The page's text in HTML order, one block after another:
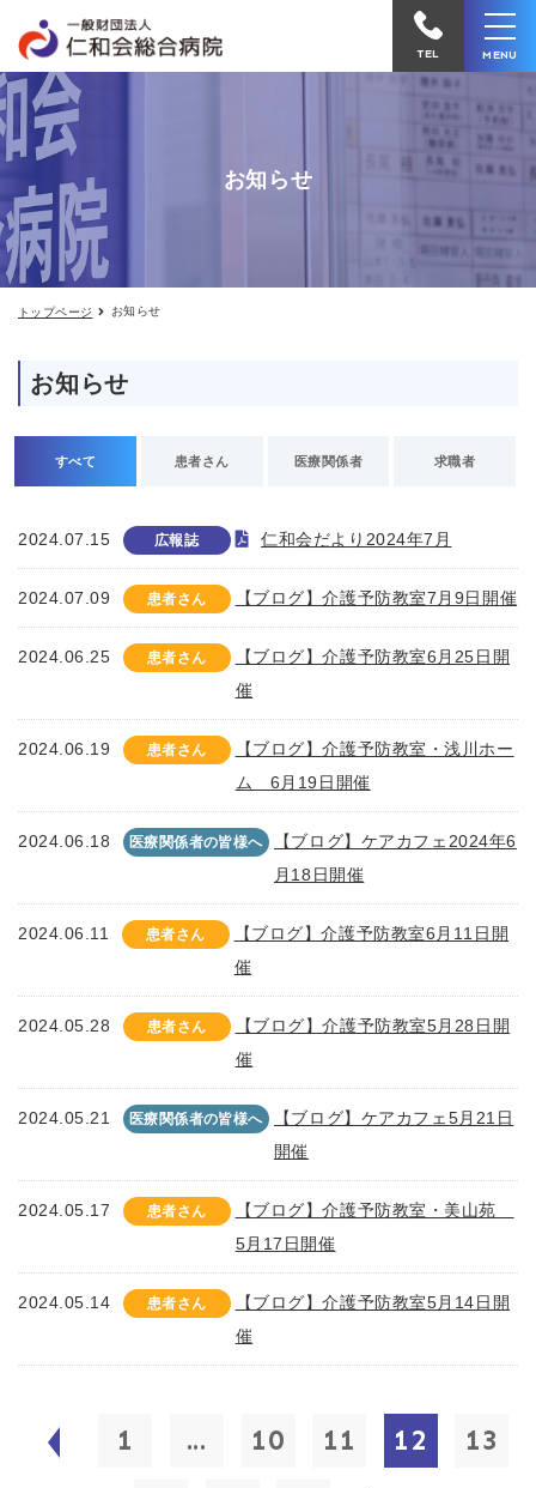
せ
病
院
電
TEL MENU
お知らせ
トップページ お知らせ
お知らせ
すべて 患者さん 医療関係者 求職者
2024.07.15 広報誌 仁和会だより2024年7月
2024.07.09 患者さん 【ブログ】介護予防教室7月9日開催
2024.06.25 患者さん
【ブログ】介護予防教室6月25日開
催
2024.06.19 患者さん
【ブログ】介護予防教室・浅川ホー
ム 6月19日開催
2024.06.18 医療関係者の皆様へ
【ブログ】ケアカフェ2024年6
月18日開催
2024.06.11 患者さん
【ブログ】介護予防教室6月11日開
催
2024.05.28 患者さん
【ブログ】介護予防教室5月28日開
催
2024.05.21 医療関係者の皆様へ
【ブログ】ケアカフェ5月21日
開催
2024.05.17 患者さん
【ブログ】介護予防教室・美山苑
5月17日開催
2024.05.14 患者さん
【ブログ】介護予防教室5月14日開
催
1 ... 10 11 12
13